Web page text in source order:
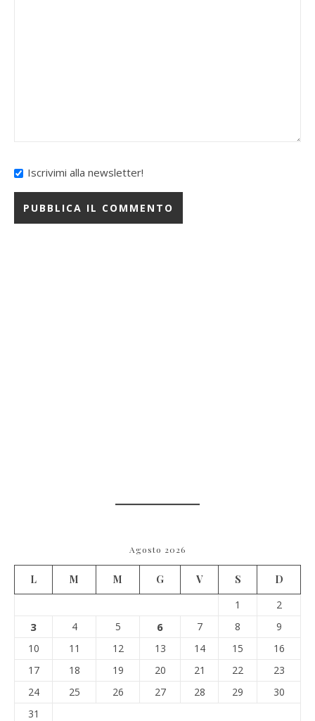
Iscrivimi alla newsletter!
Agosto 2026
L M M G V S
D
1
2
3 4 5 6 7 8
9
10
11 12 13 14 15
16
17
18 19 20 21 22
23
24
25 26 27 28 29
30
31